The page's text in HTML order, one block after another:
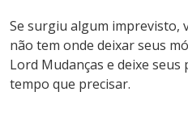
Se surgiu algum imprevisto,
não tem onde deixar seus
Lord Mudanças e deixe
tempo que precisar.